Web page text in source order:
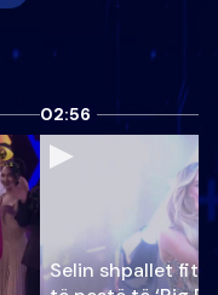
02:56
Selin shpallet